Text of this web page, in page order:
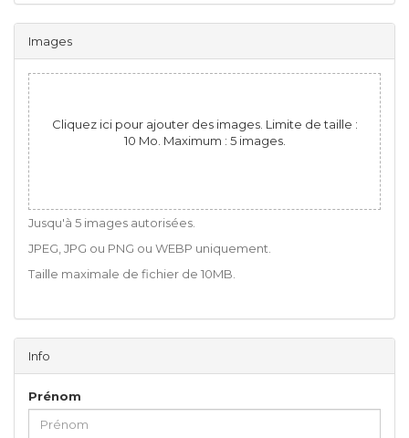
Images
Cliquez ici pour ajouter des images. Limite de taille :
10 Mo. Maximum : 5 images.
Jusqu'à 5 images autorisées.
JPEG, JPG ou PNG ou WEBP uniquement.
Taille maximale de fichier de 10MB.
Info
Prénom